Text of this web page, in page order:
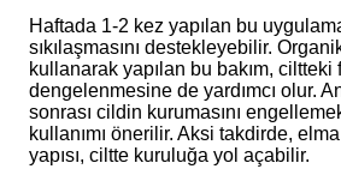
Haftada 1-2 kez yapılan bu
sıkılaşmasını destekleyebilir.
kullanarak yapılan bu bakım, ciltteki
dengelenmesine de yardımcı olur.
sonrası cildin kurumasını
kullanımı önerilir. Aksi takdirde,
yapısı, ciltte kuruluğa yol açabilir.